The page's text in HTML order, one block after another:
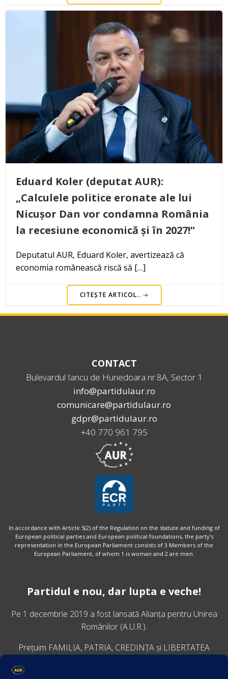
Eduard Koler (deputat AUR):
„Calculele politice eronate ale lui
Nicușor Dan vor condamna România
la recesiune economică și în 2027!”
Deputatul AUR, Eduard Koler, avertizează că
economia românească riscă să […]
CITEȘTE ARTICOL..
CONTACT
Bulevardul Iancu de Hunedoara nr.8A, Sector 1
info@partidulaur.ro
comunicare@partidulaur.ro
gdpr@partidulaur.ro
+40 770 961 795
In accordance with Article 5(2) of the Regulation on the statute and funding of
European political parties and European political foundations, the party’s
representation in the European Parliament consists of 3 Members of the
European Parliament, of whom 1 is woman and 2 are men.
Partidul e nou, dar lupta e veche!
Pe 1 decembrie 2019 a fost lansatăAlianța pentru Unirea
Românilor (A.U.R.).
Prețuim FAMILIA, PATRIA, CREDINȚA și LIBERTATEA